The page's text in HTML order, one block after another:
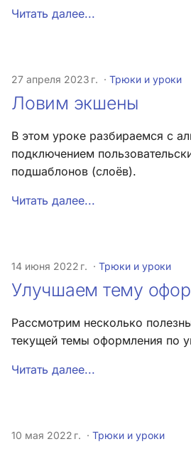
Функции для
integrate_post_quickbuttons
Хук integrate_pre_include
Хук integrate_pre_load
integrate_pre_load_theme
Хук
integrate_sceditor_options
Хук
Список всех хуков SMF
Читать далее...
27 апреля 2023 г. Трюки и уроки
Ловим экшены
В этом уроке разбираемся с
подключением
подшаблонов (слоёв).
Читать далее...
14 июня 2022 г. Трюки и уроки
Улучшаем тему
Рассмотрим несколько
текущей темы оформления по
Читать далее...
10 мая 2022 г. Трюки и уроки